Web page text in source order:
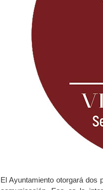
El Ayuntamiento otorgará dos